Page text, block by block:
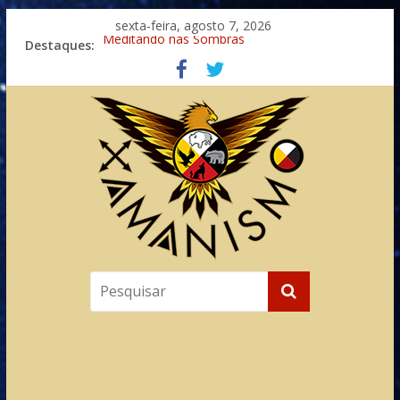
sexta-feira, agosto 7, 2026
Destaques: Meditando nas Sombras
Autosuficiência: A Jornada do Espírito Ancestral
Xamanismo Universal
Totens – Caminho Espiritual – Crescimento
Imaginação na Cura